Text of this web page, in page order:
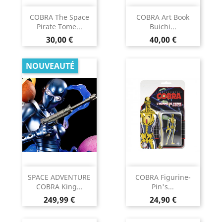
COBRA The Space
Pirate Tome...
Prix
30,00 €
COBRA Art Book
Buichi...
Prix
40,00 €
SPACE ADVENTURE
COBRA King...
Prix
249,99 €
NOUVEAUTÉ
COBRA Figurine-
Pin's...
Prix
24,90 €